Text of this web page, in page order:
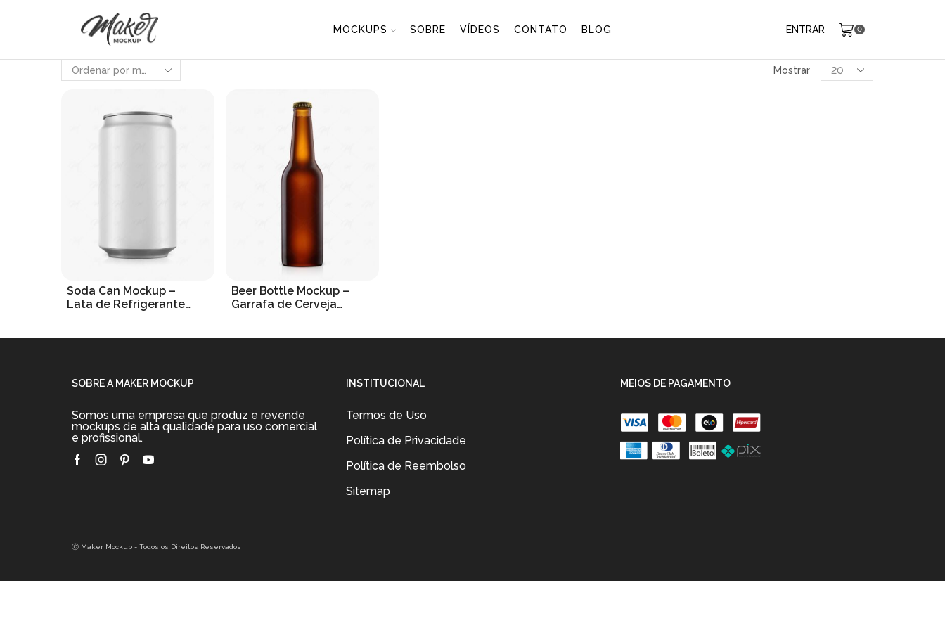
MOCKUPS SOBRE VÍDEOS CONTATO BLOG ENTRAR 0
Mostrar
Produtos
por
Soda Can Mockup –
Lata de Refrigerante
Beer Bottle Mockup –
Garrafa de Cerveja
SOBRE A MAKER MOCKUP
Somos uma empresa que produz e revende
mockups de alta qualidade para uso comercial
e profissional.
FacebookInstagram
PinterestYoutube
INSTITUCIONAL
Termos de Uso
Política de Privacidade
Política de Reembolso
Sitemap
MEIOS DE PAGAMENTO
Ⓒ Maker Mockup - Todos os Direitos Reservados